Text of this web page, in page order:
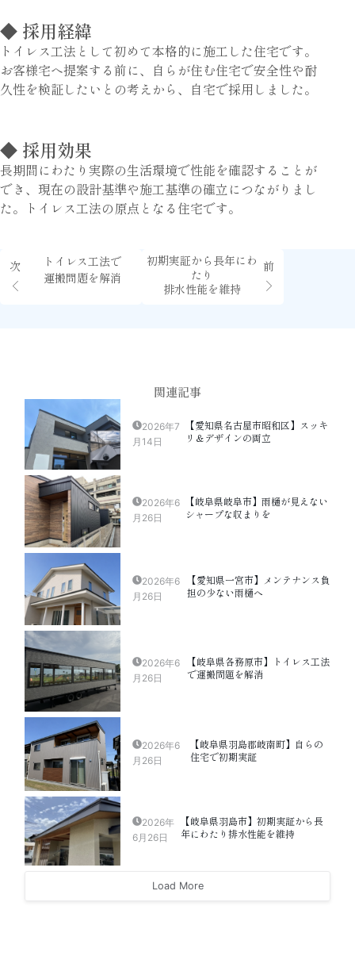
◆ 採用経緯
トイレス工法として初めて本格的に施工した住宅です。
お客様宅へ提案する前に、自らが住む住宅で安全性や耐
久性を検証したいとの考えから、自宅で採用しました。
◆ 採用効果
長期間にわたり実際の生活環境で性能を確認することが
でき、現在の設計基準や施工基準の確立につながりまし
た。トイレス工法の原点となる住宅です。
次
トイレス工法で
運搬問題を解消
初期実証から長年にわ
たり
排水性能を維持
前
関連記事
2026年7
月14日
【愛知県名古屋市昭和区】スッキ
リ＆デザインの両立
2026年6
月26日
【岐阜県岐阜市】雨樋が見えない
シャープな収まりを
2026年6
月26日
【愛知県一宮市】メンテナンス負
担の少ない雨樋へ
2026年6
月26日
【岐阜県各務原市】トイレス工法
で運搬問題を解消
2026年6
月26日
【岐阜県羽島郡岐南町】自らの
住宅で初期実証
2026年
6月26日
【岐阜県羽島市】初期実証から長
年にわたり排水性能を維持
Load More